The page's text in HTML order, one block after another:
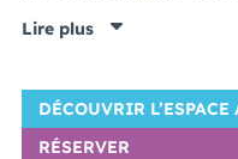
Lire plus
DÉCOUVRIR
RÉSERVER